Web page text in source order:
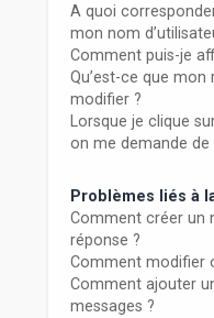
A quoi
mon nom
Comment puis-je
Qu’est-ce que
modifier ?
Lorsque je clique
on me demande
Problèmes liés à
Comment créer un
réponse ?
Comment modifier
Comment ajouter
messages ?